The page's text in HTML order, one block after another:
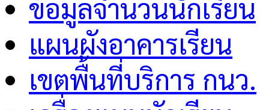
ข้อมูลจำนวนนักเรียน
แผนผังอาคารเรียน
เขตพื้นที่บริการ กนว.